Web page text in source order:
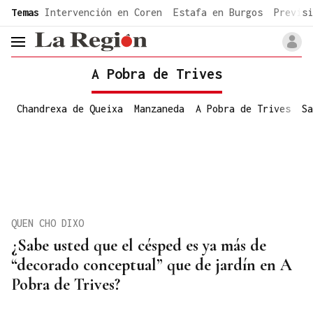
common.go-to-content
Temas Intervención en Coren Estafa en Burgos
header.menu.open
A Pobra de Trives
Chandrexa de Queixa Manzaneda A Pobra de Trives
¿Sabe usted que el césped es ya más de
“decorado conceptual” que de jardín en A
Pobra de Trives?
QUEN CHO DIXO